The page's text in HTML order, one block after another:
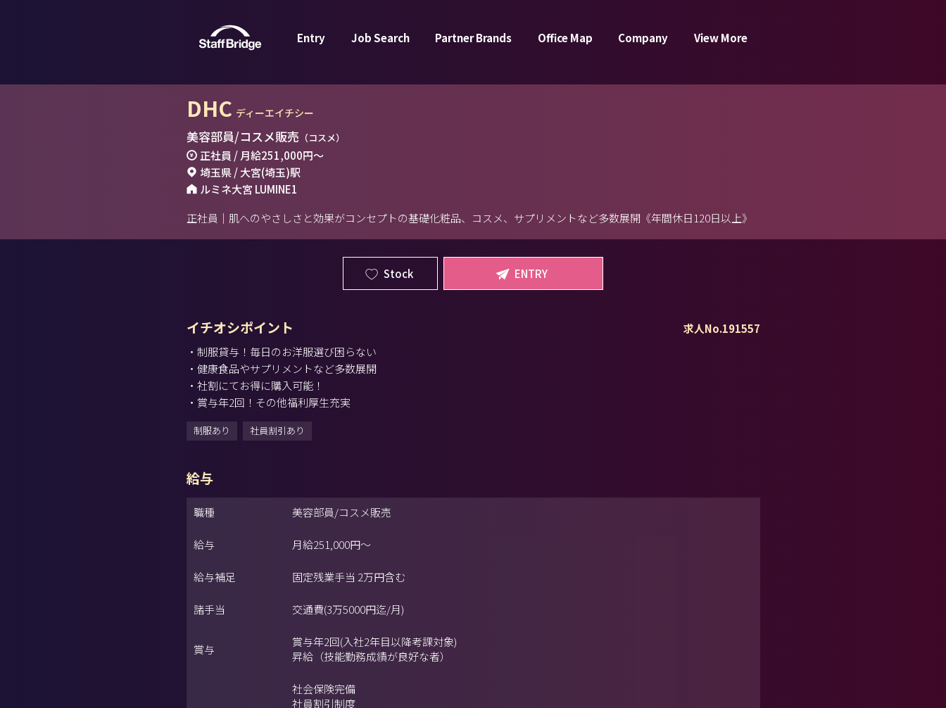
Entry Job Search Partner Brands Office Map Company View More
DHC ディーエイチシー
美容部員/コスメ販売 （コスメ）
正社員 / 月給251,000円～
埼玉県 / 大宮(埼玉)駅
ルミネ大宮 LUMINE1
正社員｜肌へのやさしさと効果がコンセプトの基礎化粧品、コスメ、サプリメントなど多数展開《年間休日120日以上》
Stock ENTRY
求人No.191557
イチオシポイント
・制服貸与！毎日のお洋服選び困らない
・健康食品やサプリメントなど多数展開
・社割にてお得に購入可能！
・賞与年2回！その他福利厚生充実
制服あり 社員割引あり
給与
職種 美容部員/コスメ販売
給与 月給251,000円～
給与補足 固定残業手当 2万円含む
諸手当 交通費(3万5000円迄/月)
賞与
賞与年2回(入社2年目以降考課対象)
昇給（技能勤務成績が良好な者）
社会保険完備
社員割引制度